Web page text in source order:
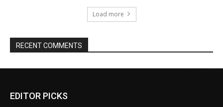
Load more
RECENT COMMENTS
EDITOR PICKS